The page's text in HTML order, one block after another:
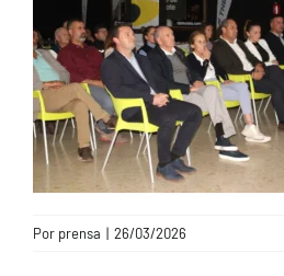
CONTACTO
Por prensa | 26/03/2026